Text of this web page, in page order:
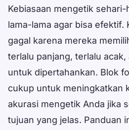
Kebiasaan mengetik
lama-lama agar bisa efektif.
gagal karena mereka
terlalu panjang, terlalu
untuk dipertahankan. Blok
cukup untuk meningkatkan
akurasi mengetik Anda jika
tujuan yang jelas. Panduan